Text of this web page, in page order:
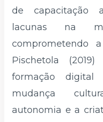
de capacitação
lacunas na
comprometendo
Pischetola
formação digital
mudança
autonomia e a